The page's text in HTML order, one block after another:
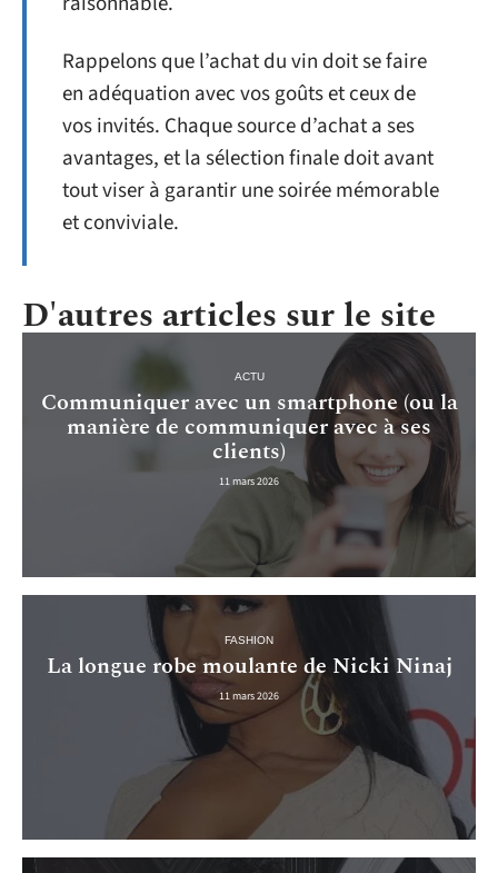
Rappelons que l’achat du vin doit se faire
en adéquation avec vos goûts et ceux de
vos invités. Chaque source d’achat a ses
avantages, et la sélection finale doit avant
tout viser à garantir une soirée mémorable
et conviviale.
D'autres articles sur le site
ACTU
Communiquer avec un smartphone (ou la
manière de communiquer avec à ses
clients)
11 mars 2026
FASHION
La longue robe moulante de Nicki Ninaj
11 mars 2026